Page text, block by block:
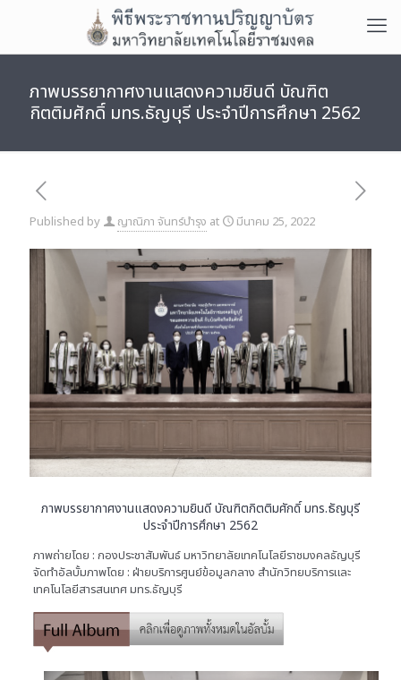
ภาพบรรยากาศงานแสดงความยินดี บัณฑิต
กิตติมศักดิ์ มทร.ธัญบุรี ประจำปีการศึกษา 2562
Published by ญาณิภา จันทร์บำรุง at มีนาคม 25, 2022
ภาพบรรยากาศงานแสดงความยินดี บัณฑิตกิตติมศักดิ์ มทร.ธัญบุรี
ประจำปีการศึกษา 2562
ภาพถ่ายโดย : กองประชาสัมพันธ์ มหาวิทยาลัยเทคโนโลยีราชมงคลธัญบุรี
จัดทำอัลบั้มภาพโดย : ฝ่ายบริการศูนย์ข้อมูลกลาง สำนักวิทยบริการและ
เทคโนโลยีสารสนเทศ มทร.ธัญบุรี